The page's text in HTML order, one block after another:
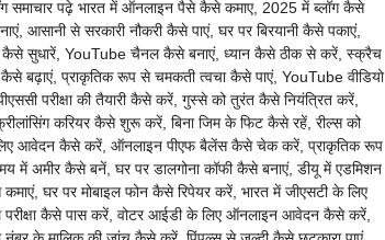
पढ़े भारत में ऑनलाइन पैसे कैसे कमाए, 2025 में ब्लॉग कैसे
से सरकारी नौकरी कैसे पाएं, घर पर बिरयानी कैसे पकाएं,
कैसे सुधारें, YouTube चैनल कैसे बनाएं, ध्यान कैसे ठीक से करें, स्क्रैच
बढ़ाएं, प्राकृतिक रूप से चमकती त्वचा कैसे पाएं, YouTube वीडियो
परीक्षा की तैयारी कैसे करें, गुस्से को तुरंत कैसे नियंत्रित करें,
करियर कैसे शुरू करें, बिना जिम के फिट कैसे रहें, रील्स को
आवेदन कैसे करें, ऑनलाइन पीएफ बैलेंस कैसे चेक करें, प्राकृतिक रूप
में अमीर कैसे बनें, घर पर डालगोना कॉफी कैसे बनाएं, डीयू में एडमिशन
घर पर मोबाइल फोन कैसे रिपेयर करें, भारत में जीएसटी के लिए
कैसे पास करें, वोटर आईडी के लिए ऑनलाइन आवेदन कैसे करें,